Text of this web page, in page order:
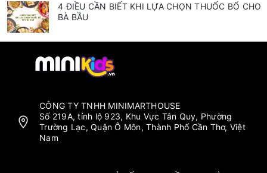
4 ĐIỀU CẦN BIẾT KHI LỰA CHỌN THUỐC BỔ CHO
BÀ BẦU
CÔNG TY TNHH MINIMARTHOUSE
Số 219A, tỉnh lộ 923, Khu Vực Tân Quy, Phường
Trường Lạc, Quận Ô Môn, Thành Phố Cần Thơ, Việt
Nam